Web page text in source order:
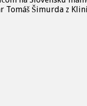
Šimurda z